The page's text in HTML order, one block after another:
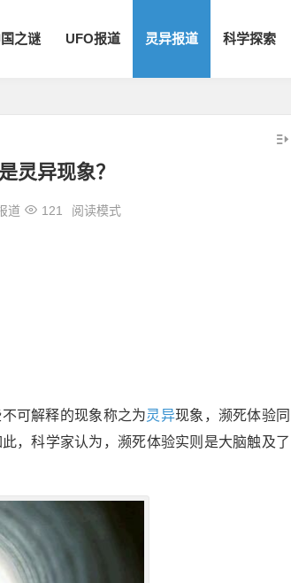
之谜 UFO报道 灵异报道 科学探索
灵异现象？
道 121 阅读模式
可解释的现象称之为灵异现象，濒死体验同
，科学家认为，濒死体验实则是大脑触及了